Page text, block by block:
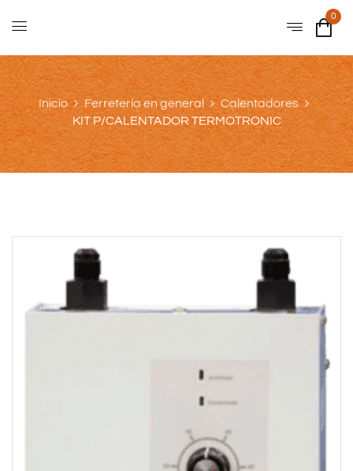
0
Inicio Ferretería en general
Calentadores
KIT P/CALENTADOR TERMOTRONIC